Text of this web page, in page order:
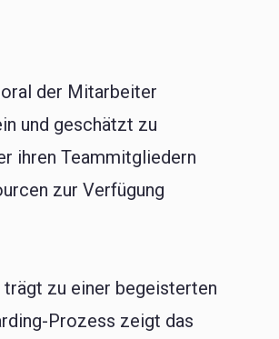
der Mitarbeiter
und geschätzt zu
ihren Teammitgliedern
zur Verfügung
zu einer begeisterten
Prozess zeigt das